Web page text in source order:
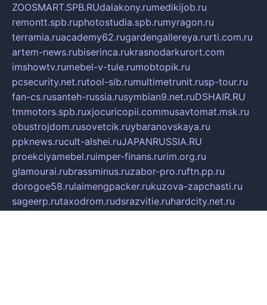
ZOOSMART.SPB.RUdalakony.rumedikijob.ru
remontt.spb.ruphotostudia.spb.rumyragon.ru
terramia.ruacademy62.rugardengallereya.rurti.com.ru
artem-news.rubiserinca.rukrasnodarkurort.com
imshowtv.rumebel-v-tule.rumobtopik.ru
pcsecurity.net.rutool-sib.rumultimetrunit.rusp-tour.ru
fan-cs.rusanteh-russia.rusymbian9.net.ruDSHAIR.RU
tmmotors.spb.ruxjocuricopii.commusavtomat.msk.ru
obustrojdom.rusovetcik.ruybaranovskaya.ru
ppknews.rucult-alshei.ruJAPANRUSSIA.RU
proekciyamebel.ruimper-finans.rurim.org.ru
glamourai.rubrassminus.ruzabor-pro.ruftn.pp.ru
dorogoe58.rulaimengpacker.rukuzova-zapchasti.ru
sageerp.rutaxodrom.rudsrazvitie.ruhardcity.net.ru